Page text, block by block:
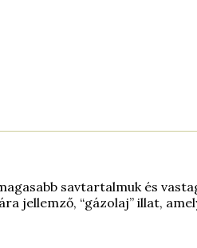
savtartalmuk és
jellemző, “gázolaj” illat,